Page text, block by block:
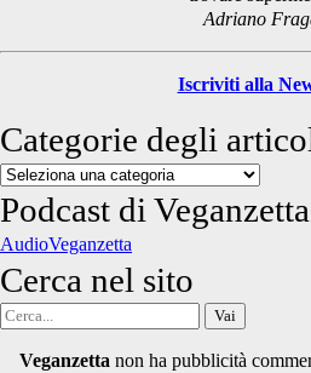
Adriano
Iscriviti alla
Categorie degli
Categorie
degli
articoli
Podcast di Veganzetta
AudioVeganzetta
Cerca nel sito
Cerca
Veganzetta non ha pubblicità